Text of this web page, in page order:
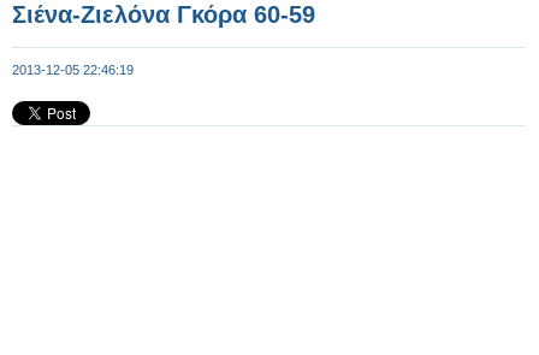
Σιένα-Ζιελόνα Γκόρα 60-59
2013-12-05 22:46:19